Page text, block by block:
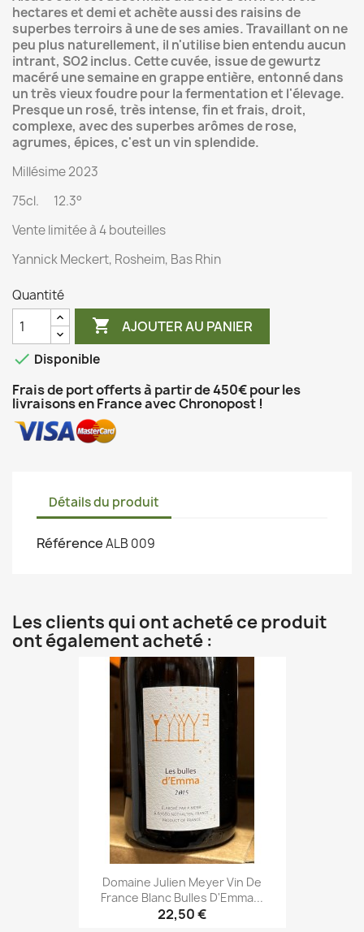
hectares et demi et achète aussi des raisins de
superbes terroirs à une de ses amies. Travaillant on ne
peu plus naturellement, il n'utilise bien entendu aucun
intrant, SO2 inclus. Cette cuvée, issue de gewurtz
macéré une semaine en grappe entière, entonné dans
un très vieux foudre pour la fermentation et l'élevage.
Presque un rosé, très intense, fin et frais, droit,
complexe, avec des superbes arômes de rose,
agrumes, épices, c'est un vin splendide.
Millésime 2023
75cl. 12.3°
Vente limitée à 4 bouteilles
Yannick Meckert, Rosheim, Bas Rhin
Quantité
 AJOUTER AU PANIER
 Disponible
Frais de port offerts à partir de 450€ pour les
livraisons en France avec Chronopost !
Détails du produit
RéférenceALB 009
Les clients qui ont acheté ce produit
ont également acheté :
Domaine Julien Meyer Vin De
France Blanc Bulles D'Emma...
22,50 €